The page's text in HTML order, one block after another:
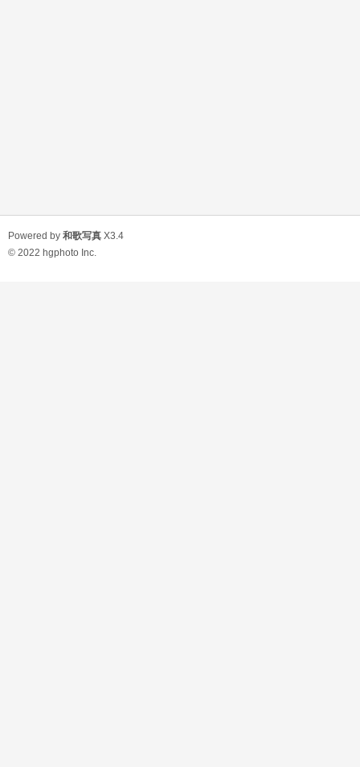
Powered by 和歌写真 X3.4
© 2022 hgphoto Inc.